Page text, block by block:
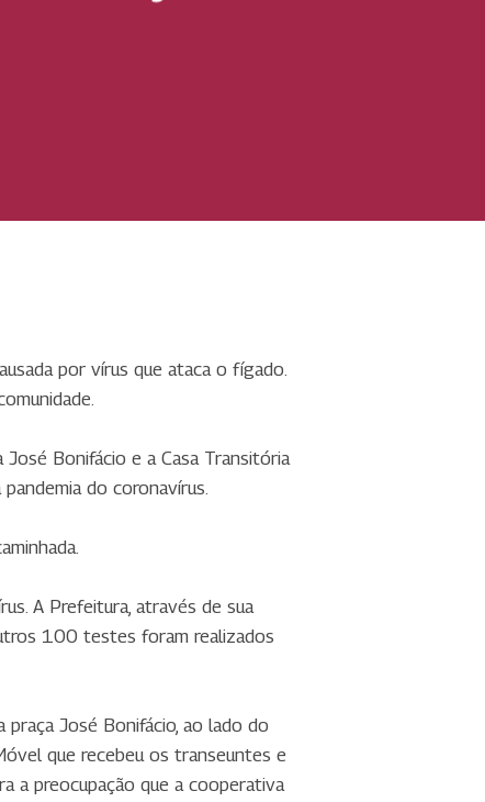
por vírus que ataca o fígado.
Bonifácio e a Casa Transitória
do coronavírus.
A Prefeitura, através de sua
100 testes foram realizados
José Bonifácio, ao lado do
que recebeu os transeuntes e
a preocupação que a cooperativa